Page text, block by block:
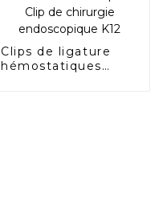
Clips de ligature
hémostatiques